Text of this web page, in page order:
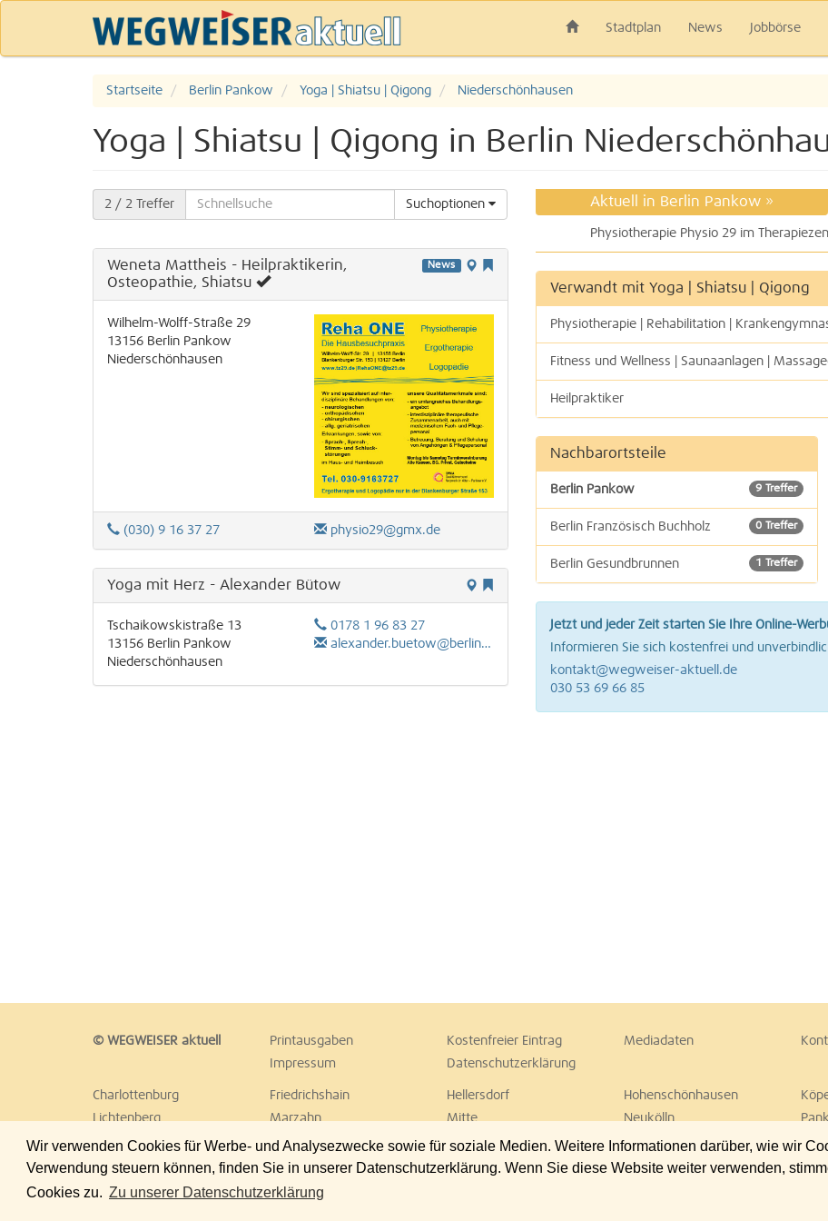
Wir verwenden Cookies für Werbe- und Analysezwecke sowie für soziale Medien. Weitere Informationen darüber, wie wir
Verwendung steuern können, finden Sie in unserer Datenschutzerklärung. Wenn Sie diese Website weiter verwenden,
Cookies zu. Zu unserer Datenschutzerklärung
Stadtplan News Jobbörse
Startseite Berlin Pankow Yoga | Shiatsu | Qigong Niederschönhausen
Yoga | Shiatsu | Qigong in Berlin
2 / 2 Treffer Suchoptionen
News
Weneta Mattheis - Heilpraktikerin,
Osteopathie, Shiatsu
Wilhelm-Wolff-Straße 29
13156 Berlin Pankow
Niederschönhausen
(030) 9 16 37 27 physio29@gmx.de
Yoga mit Herz - Alexander Bütow
Tschaikowskistraße 13
13156 Berlin Pankow
Niederschönhausen
0178 1 96 83 27
alexander.buetow@berlin.de
Aktuell in Berlin Pankow »
Verwandt mit Yoga | Shiatsu | Qigong
Physiotherapie | Rehabilitation |
Fitness und Wellness | Saunaanlagen |
Heilpraktiker
Osteopathie
Medizinische Massage
Tanzschulen | Ballettschulen | Tanzstudios
Lymphdrainage
Nachbarortsteile
9 Treffer
Berlin Pankow
0 Treffer
Berlin Französisch Buchholz
1 Treffer
Berlin Gesundbrunnen
1 Treffer
Berlin Rosenthal
Berlin Wilhelmsruh
Jetzt und jeder Zeit starten Sie Ihre Online-
Informieren Sie sich kostenfrei und
kontakt@wegweiser-aktuell.de
030 53 69 66 85
© WEGWEISER aktuell Printausgaben Kostenfreier Eintrag Mediadaten
Impressum
Datenschutzerklärung
Charlottenburg Friedrichshain Hellersdorf Hohenschönhausen
Lichtenberg
Marzahn Mitte Neukölln
Reinickendorf
Schöneberg Spandau Steglitz
Treptow
Umland Ost Wedding Weißensee